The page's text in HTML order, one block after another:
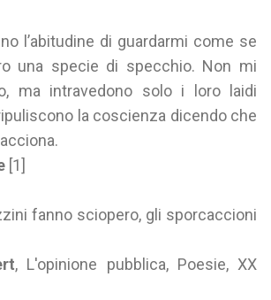
l’abitudine di guardarmi come se
una specie di specchio. Non mi
ma intravedono solo i loro laidi
la coscienza dicendo che
[1]
fanno sciopero, gli sporcaccioni
, L'opinione pubblica, Poesie, XX